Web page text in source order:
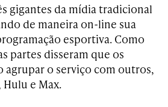
gigantes da mídia tradicional
de maneira on-line sua
esportiva. Como
partes disseram que os
agrupar o serviço com outros,
e Max.